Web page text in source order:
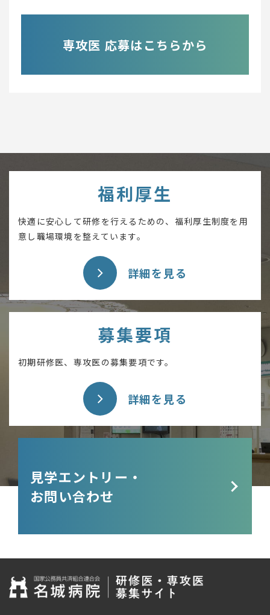
専攻医 応募はこちらから
福利厚生
快適に安心して研修を行えるための、福利厚生制度を用
意し職場環境を整えています。
詳細を見る
募集要項
初期研修医、専攻医の募集要項です。
詳細を見る
見学エントリー・
お問い合わせ